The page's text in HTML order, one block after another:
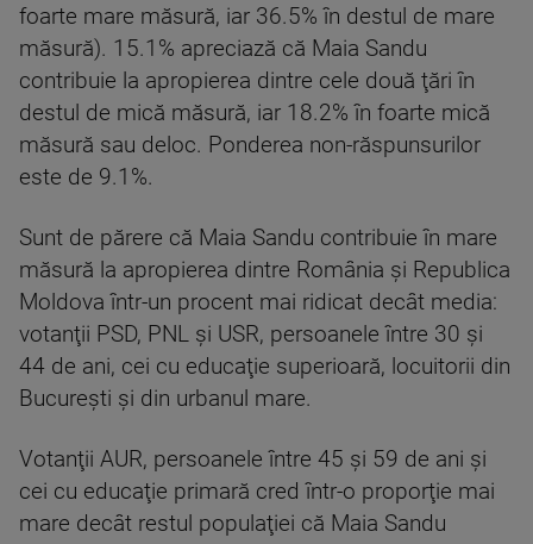
foarte mare măsură, iar 36.5% în destul de mare
măsură). 15.1% apreciază că Maia Sandu
contribuie la apropierea dintre cele două ţări în
destul de mică măsură, iar 18.2% în foarte mică
măsură sau deloc. Ponderea non-răspunsurilor
este de 9.1%.
Sunt de părere că Maia Sandu contribuie în mare
măsură la apropierea dintre România şi Republica
Moldova într-un procent mai ridicat decât media:
votanţii PSD, PNL şi USR, persoanele între 30 şi
44 de ani, cei cu educaţie superioară, locuitorii din
Bucureşti şi din urbanul mare.
Votanţii AUR, persoanele între 45 şi 59 de ani şi
cei cu educaţie primară cred într-o proporţie mai
mare decât restul populaţiei că Maia Sandu